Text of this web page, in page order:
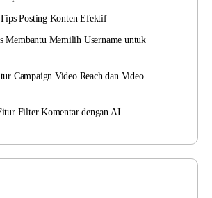
Posting Konten Efektif
Membantu Memilih Username untuk
Campaign Video Reach dan Video
Filter Komentar dengan AI